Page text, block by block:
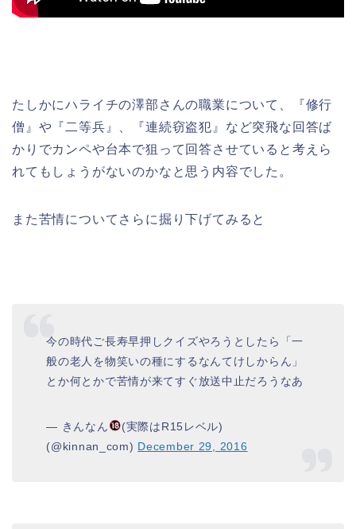
たしかにハライチの澤部さんの職業について、『修行
僧』や『二等兵』、『連続窃盗犯』など突飛な回答ば
かりでカンペや台本で狙って回答させていると考えら
れてもしょうがないのかなと思う内容でした。
また苦情についてさらに掘り下げてみると
今の時代ご長寿早押しクイズやろうとしたら「一
般の老人を物笑いの種にするなんてけしからん」
とか何とかで苦情が来てすぐ放送中止だろうなあ
— きんなん
(実際はR15レベル)
(@kinnan_com) December 29, 2016